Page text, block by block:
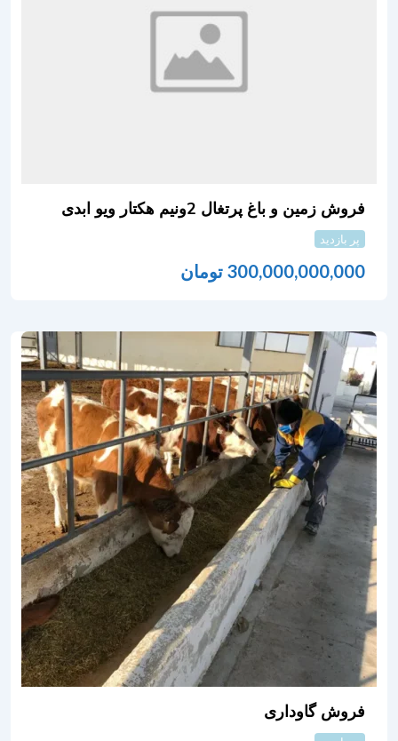
فروش زمین و باغ پرتغال 2ونیم هکتار ویو ابدی
پر بازدید
300,000,000,000 تومان
فروش گاوداری